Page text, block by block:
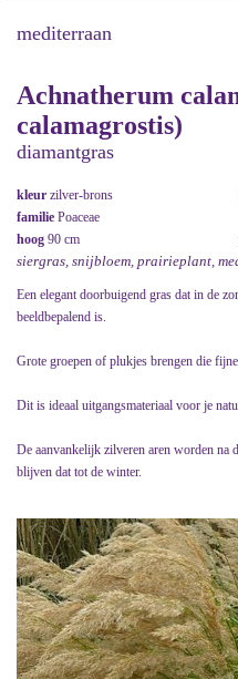
mediterraan
Achnatherum
calamagrostis)
diamantgras
kleur zilver-brons
familie Poaceae
hoog 90 cm
siergras, snijbloem, prairieplant,
Een elegant doorbuigend gras dat in de
beeldbepalend is.
Grote groepen of plukjes brengen die
Dit is ideaal uitgangsmateriaal voor je
De aanvankelijk zilveren aren worden na
blijven dat tot de winter.